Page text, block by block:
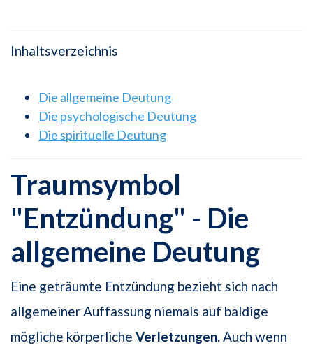
Inhaltsverzeichnis
Die allgemeine Deutung
Die psychologische Deutung
Die spirituelle Deutung
Traumsymbol
"Entzündung" - Die
allgemeine Deutung
Eine geträumte Entzündung bezieht sich nach
allgemeiner Auffassung niemals auf baldige
mögliche körperliche Verletzungen. Auch wenn